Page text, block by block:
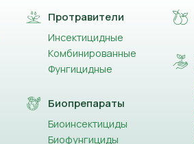
Протравители
Инсектицидные
Комбинированные
Фунгицидные
Биопрепараты
Биоинсектициды
Биофунгициды